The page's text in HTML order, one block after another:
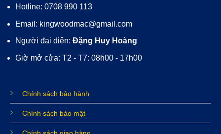
Hotline: 0708 990 113
Email: kingwoodmac@gmail.com
Người đại diện: Đặng Huy Hoàng
Giờ mở cửa: T2 - T7: 08h00 - 17h00
Chính sách bảo hành
Chính sách bảo mật